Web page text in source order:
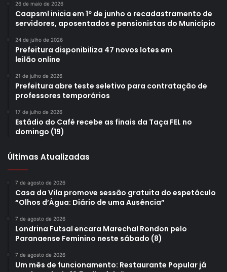
acompanharam no Aeroporto de Londrina, a chegada e o
transporte da vacina Coronavac até o local de
Foto: Bruno Amaral / Defesa Social
De acordo com o diretor-operacional da Guarda Municipal,
Daniel Sakama, o plano de segurança elaborado pela
“Conforme determinação do nosso secretário, montamos
um plano de segurança para garantir que as vacinas
fossem transportadas e armazenadas em segurança.
Estamos vivenciando um momento de grande importância
26 de maio de 2026
Caapsml inicia em 1º de junho o recadastramento de
servidores, aposentados e pensionistas do Município
24 de julho de 2026
Prefeitura disponibiliza 47 novos lotes em
leilão online
21 de julho de 2026
Prefeitura abre teste seletivo para contratação de
professores temporários
17 de julho de 2026
Estádio do Café recebe as finais da Taça FEL no
domingo (19)
Últimas Atualizadas
7 de agosto de 2026
Casa da Vila promove sessão gratuita do espetáculo
“Olhos d’Água: Diário de uma Ausência”
7 de agosto de 2026
Londrina Futsal encara Marechal Rondon pelo
Paranaense Feminino neste sábado (8)
7 de agosto de 2026
Um mês de funcionamento: Restaurante Popular já